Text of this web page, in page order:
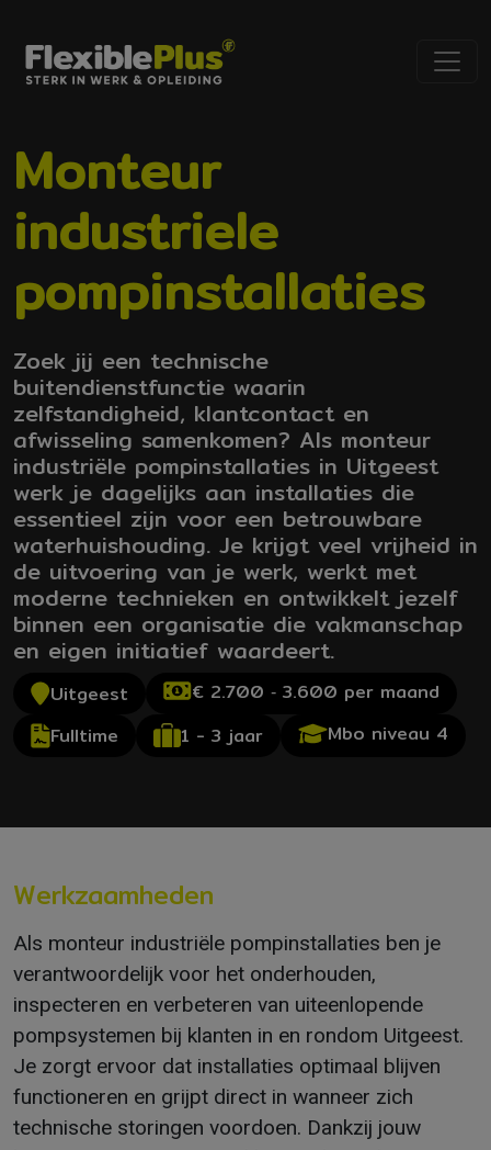
Monteur
industriele
pompinstallaties
Zoek jij een technische
buitendienstfunctie waarin
zelfstandigheid, klantcontact en
afwisseling samenkomen? Als monteur
industriële pompinstallaties in Uitgeest
werk je dagelijks aan installaties die
essentieel zijn voor een betrouwbare
waterhuishouding. Je krijgt veel vrijheid in
de uitvoering van je werk, werkt met
moderne technieken en ontwikkelt jezelf
binnen een organisatie die vakmanschap
en eigen initiatief waardeert.
Uitgeest
€ 2.700 ‐ 3.600 per maand
Fulltime
1 - 3 jaar Mbo niveau 4
Werkzaamheden
Als monteur industriële pompinstallaties ben je
verantwoordelijk voor het onderhouden,
inspecteren en verbeteren van uiteenlopende
pompsystemen bij klanten in en rondom Uitgeest.
Je zorgt ervoor dat installaties optimaal blijven
functioneren en grijpt direct in wanneer zich
technische storingen voordoen. Dankzij jouw